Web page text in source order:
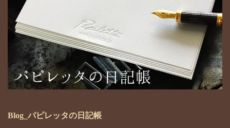
Blog_パピレッタの日記帳